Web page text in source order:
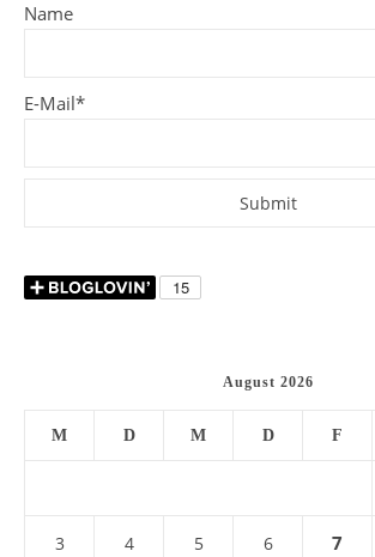
Name
E-Mail*
August 2026
M D M D F
3 4 5 6 7